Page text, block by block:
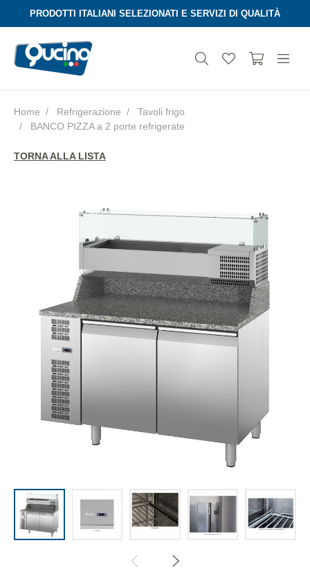
Aura
PRODOTTI ITALIANI SELEZIONATI E SERVIZI DI QUALITÀ
Home Refrigerazione
Tavoli frigo
BANCO PIZZA a 2 porte refrigerate
TORNA ALLA LISTA